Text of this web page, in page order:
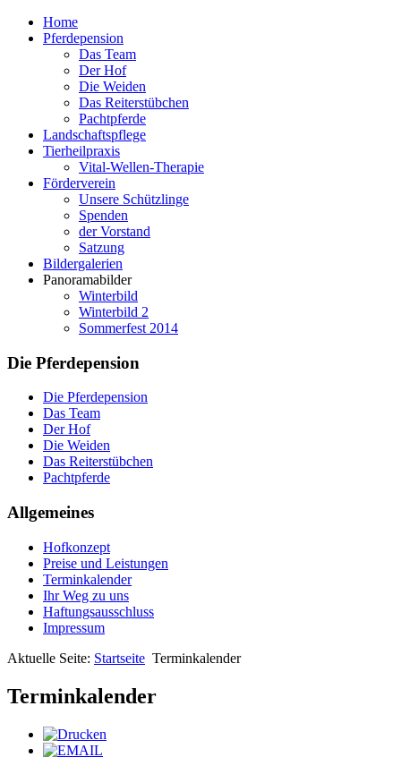
Home
Pferdepension
Das Team
Der Hof
Die Weiden
Das Reiterstübchen
Pachtpferde
Landschaftspflege
Tierheilpraxis
Vital-Wellen-Therapie
Förderverein
Unsere Schützlinge
Spenden
der Vorstand
Satzung
Bildergalerien
Panoramabilder
Winterbild
Winterbild 2
Sommerfest 2014
Die Pferdepension
Die Pferdepension
Das Team
Der Hof
Die Weiden
Das Reiterstübchen
Pachtpferde
Allgemeines
Hofkonzept
Preise und Leistungen
Terminkalender
Ihr Weg zu uns
Haftungsausschluss
Impressum
Aktuelle Seite: Startseite Terminkalender
Terminkalender